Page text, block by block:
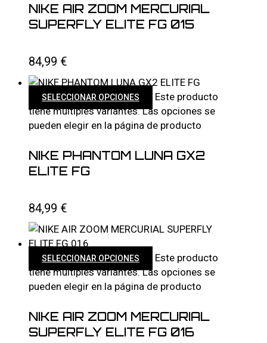
NIKE AIR ZOOM MERCURIAL
SUPERFLY ELITE FG 015
84,99 €
SELECCIONAR OPCIONES
Este producto
tiene múltiples variantes. Las opciones se
pueden elegir en la página de producto
NIKE PHANTOM LUNA GX2
ELITE FG
84,99 €
SELECCIONAR OPCIONES
Este producto
tiene múltiples variantes. Las opciones se
pueden elegir en la página de producto
NIKE AIR ZOOM MERCURIAL
SUPERFLY ELITE FG 016